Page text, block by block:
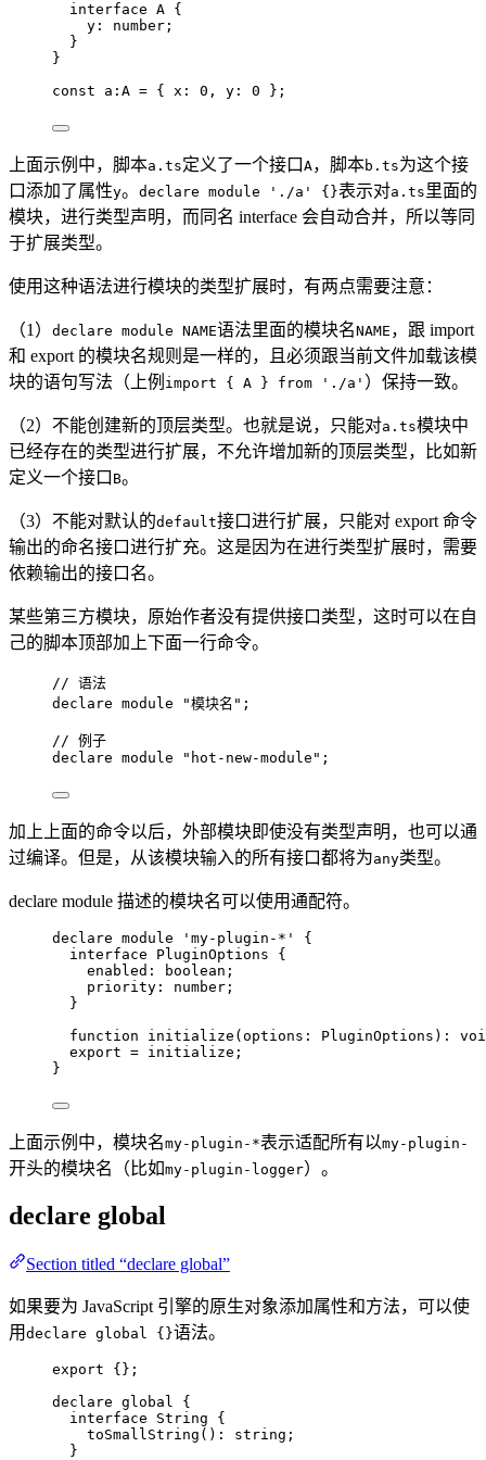
interface A {
y : number ;
}
}
const a : A = { x: 0 , y: 0 } ;
上面示例中，脚本a.ts定义了一个接口 A，脚本b.ts为这个接
口添加了属性y。 declare module './a' {}表示对a.ts 里面的
模块，进行类型声明，而同名 interface 会自动合并，所以等同
于扩展类型。
使用这种语法进行模块的类型扩展时，有两点需要注意：
（1） declare module NAME语法里面的模块名NAME ，跟 import
和 export 的模块名规则是一样的，且必须跟当前文件加载该模
块的语句写法（上例 import { A } from './a' ）保持一致。
（2）不能创建新的顶层类型。也就是说，只能对a.ts模块中
已经存在的类型进行扩展，不允许增加新的顶层类型，比如新
定义一个接口 B。
（3）不能对默认的default接口进行扩展，只能对 export 命令
输出的命名接口进行扩充。这是因为在进行类型扩展时，需要
依赖输出的接口名。
某些第三方模块，原始作者没有提供接口类型，这时可以在自
己的脚本顶部加上下面一行命令。
// 语法
declare module "模块名 " ;
// 例子
declare module " hot-new-module " ;
加上上面的命令以后，外部模块即使没有类型声明，也可以通
过编译。但是，从该模块输入的所有接口都将为any类型。
declare module 描述的模块名可以使用通配符。
declare module ' my-plugin-* '
{
interface PluginOptions {
enabled : boolean ;
priority : number ;
}
function
initialize ( options : PluginOptions ) :
export = initialize;
}
上面示例中，模块名my-plugin-*表示适配所有以my-plugin-
开头的模块名（比如my-plugin-logger）。
declare global
Section titled “declare global”
如果要为 JavaScript 引擎的原生对象添加属性和方法，可以使
用 declare global {}语法。
export {};
declare global {
interface String {
toSmallString () : string ;
}